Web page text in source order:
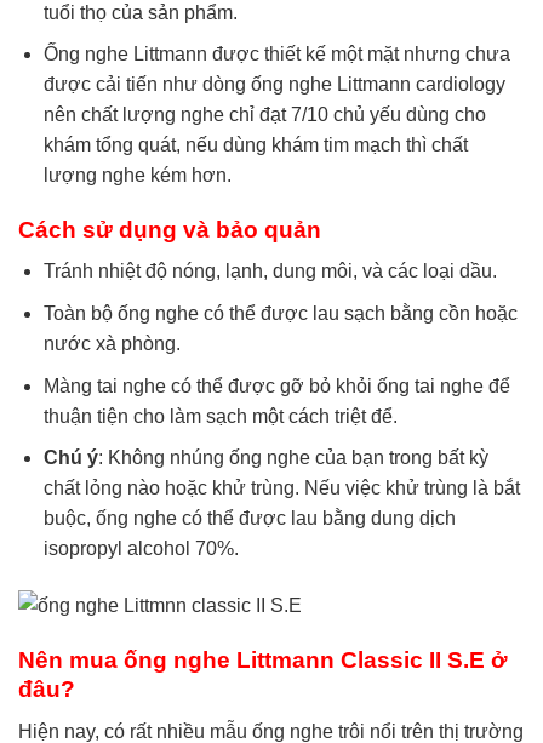
tuổi thọ của sản phẩm.
Ống nghe Littmann được thiết kế một mặt nhưng chưa
được cải tiến như dòng ống nghe Littmann cardiology
nên chất lượng nghe chỉ đạt 7/10 chủ yếu dùng cho
khám tổng quát, nếu dùng khám tim mạch thì chất
lượng nghe kém hơn.
Cách sử dụng và bảo quản
Tránh nhiệt độ nóng, lạnh, dung môi, và các loại dầu.
Toàn bộ ống nghe có thể được lau sạch bằng cồn hoặc
nước xà phòng.
Màng tai nghe có thể được gỡ bỏ khỏi ống tai nghe để
thuận tiện cho làm sạch một cách triệt để.
Chú ý: Không nhúng ống nghe của bạn trong bất kỳ
chất lỏng nào hoặc khử trùng. Nếu việc khử trùng là bắt
buộc, ống nghe có thể được lau bằng dung dịch
isopropyl alcohol 70%.
Nên mua ống nghe Littmann Classic II S.E​ ở
đâu?
Hiện nay, có rất nhiều mẫu ống nghe trôi nổi trên thị trường